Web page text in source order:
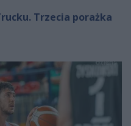
Trzecia porażka